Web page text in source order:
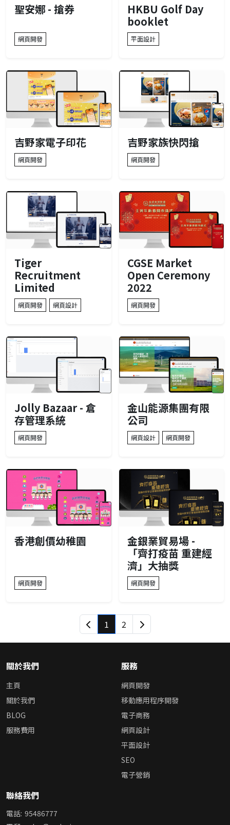
聖安娜 - 搶券
網頁開發
HKBU Golf Day
booklet
平面設計
吉野家電子印花
網頁開發
吉野家族快閃搶
網頁開發
Tiger
Recruitment
Limited
網頁開發 網頁設計
CGSE Market
Open Ceremony
2022
網頁開發
Jolly Bazaar - 倉
存管理系統
網頁開發
金山能源集團有限
公司
網頁設計 網頁開發
香港創價幼稚園
網頁開發
金銀業貿易場 -
「齊打疫苗 重建經
濟」大抽獎
網頁開發
1 2
關於我們
主頁
關於我們
BLOG
服務費用
服務
網頁開發
移動應用程序開發
電子商務
網頁設計
平面設計
SEO
電子營銷
聯絡我們
電話: 95486777